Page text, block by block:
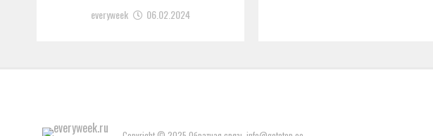
everyweek 06.02.2024